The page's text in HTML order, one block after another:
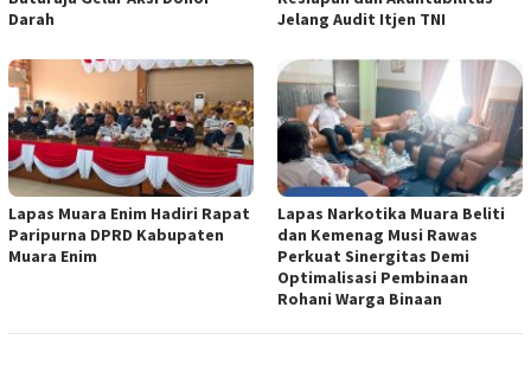
Darah
Jelang Audit Itjen TNI
Lapas Muara Enim Hadiri Rapat
Paripurna DPRD Kabupaten
Muara Enim
Lapas Narkotika Muara Beliti
dan Kemenag Musi Rawas
Perkuat Sinergitas Demi
Optimalisasi Pembinaan
Rohani Warga Binaan